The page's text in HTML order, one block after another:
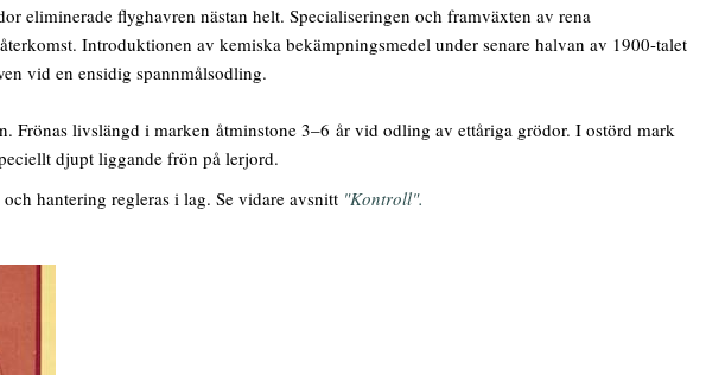
eliminerade flyghavren nästan helt. Specialiseringen och framväxten av rena
Introduktionen av kemiska bekämpningsmedel under senare halvan av 1900-talet
vid en ensidig spannmålsodling.
Frönas livslängd i marken åtminstone 3–6 år vid odling av ettåriga grödor. I ostörd mark
djupt liggande frön på lerjord.
hantering regleras i lag. Se vidare avsnitt "Kontroll".